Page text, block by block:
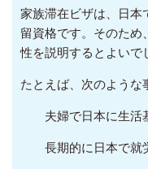
家族滞在ビザは、日本
留資格です。そのため
性を説明するとよいで
たとえば、次のような
夫婦で日本に生活
長期的に日本で就